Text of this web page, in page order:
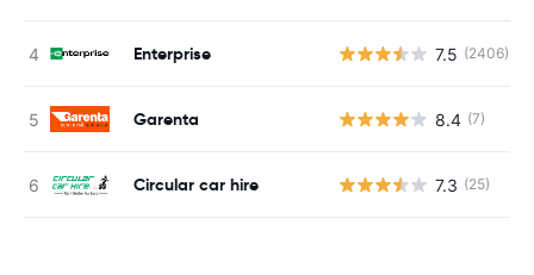
Enterprise 7.5 (2406)
Garenta 8.4 (7)
Circular car hire 7.3 (25)